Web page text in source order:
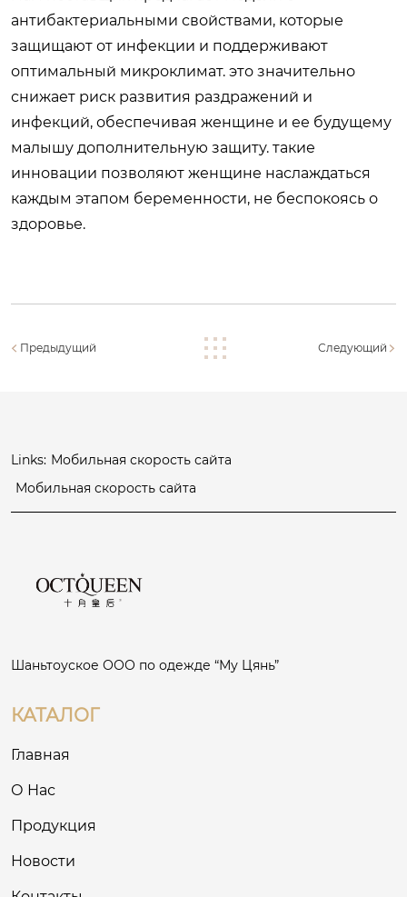
антибактериальными свойствами, которые
защищают от инфекции и поддерживают
оптимальный микроклимат. это значительно
снижает риск развития раздражений и
инфекций, обеспечивая женщине и ее будущему
малышу дополнительную защиту. такие
инновации позволяют женщине наслаждаться
каждым этапом беременности, не беспокоясь о
здоровье.
Предыдущий Следующий
Links: Мобильная скорость сайта
Мобильная скорость сайта
Шаньтоуское ООО по одежде “Му Цянь”
КАТАЛОГ
Главная
О Нас
Продукция
Новости